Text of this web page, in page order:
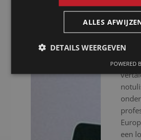
dan
voor
van
een
ALLES
DETAILS WEERGEVEN
POWERED